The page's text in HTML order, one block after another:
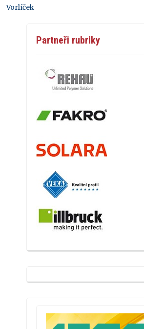
Vorlíček
Partneři rubriky